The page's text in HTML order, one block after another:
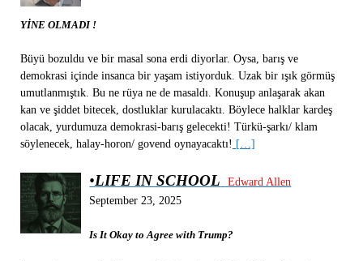
YİNE OLMADI !
Büyü bozuldu ve bir masal sona erdi diyorlar. Oysa, barış ve
demokrasi içinde insanca bir yaşam istiyorduk. Uzak bir ışık görmüş
umutlanmıştık. Bu ne rüya ne de masaldı. Konuşup anlaşarak akan
kan ve şiddet bitecek, dostluklar kurulacaktı. Böylece halklar kardeş
olacak, yurdumuza demokrasi-barış gelecekti! Türkü-şarkı/ klam
söylenecek, halay-horon/ govend oynayacaktı! […]
•LIFE IN SCHOOL
Edward Allen
September 23, 2025
Is It Okay to Agree with Trump?